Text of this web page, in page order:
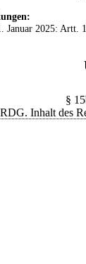
Januar 2025: Artt.
§
Inhalt des